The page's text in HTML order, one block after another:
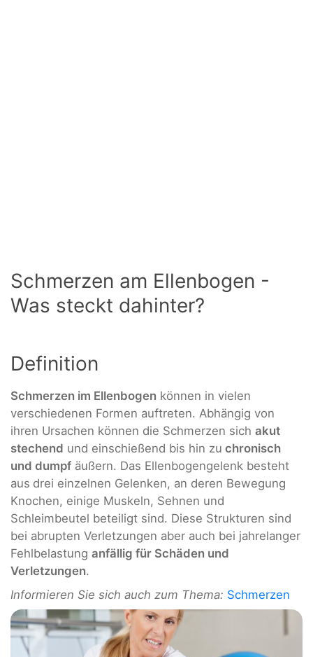
Schmerzen am Ellenbogen -
Was steckt dahinter?
Definition
Schmerzen im Ellenbogen können in vielen
verschiedenen Formen auftreten. Abhängig von
ihren Ursachen können die Schmerzen sich akut
stechend und einschießend bis hin zu chronisch
und dumpf äußern. Das Ellenbogengelenk besteht
aus drei einzelnen Gelenken, an deren Bewegung
Knochen, einige Muskeln, Sehnen und
Schleimbeutel beteiligt sind. Diese Strukturen sind
bei abrupten Verletzungen aber auch bei jahrelanger
Fehlbelastung anfällig für Schäden und
Verletzungen.
Informieren Sie sich auch zum Thema: Schmerzen